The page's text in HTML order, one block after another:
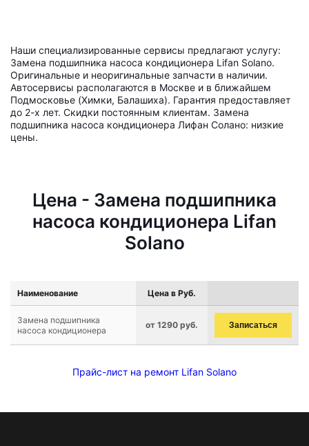
Наши специализированные сервисы предлагают услугу:
Замена подшипника насоса кондиционера Lifan Solano.
Оригинальные и неоригинальные запчасти в наличии.
Автосервисы располагаются в Москве и в ближайшем
Подмосковье (Химки, Балашиха). Гарантия предоставляет
до 2-х лет. Скидки постоянным клиентам. Замена
подшипника насоса кондиционера Лифан Солано: низкие
цены.
Цена - Замена подшипника
насоса кондиционера Lifan
Solano
Наименование Цена в Руб.
Замена подшипника
насоса кондиционера
от 1290 руб. Записаться
Прайс-лист на ремонт Lifan Solano